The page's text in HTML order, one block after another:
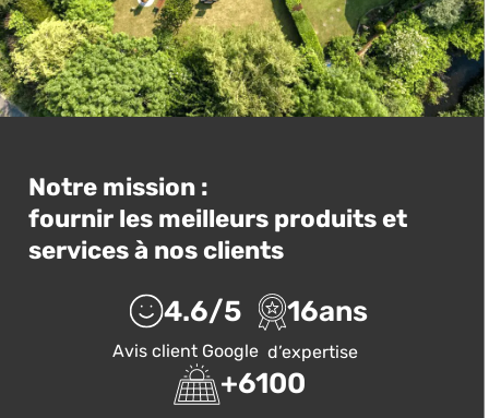
Notre mission :
fournir les meilleurs produits et
services à nos clients
4.6/5
Avis client Google
16ans
d’expertise
+6100